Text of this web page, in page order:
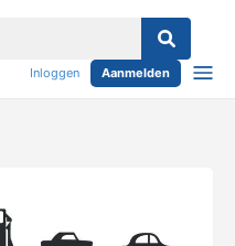
Inloggen Aanmelden